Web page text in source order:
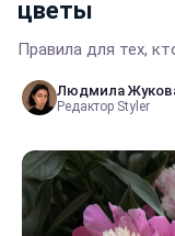
цветы
Правила для тех,
Людмила
Редактор Styler